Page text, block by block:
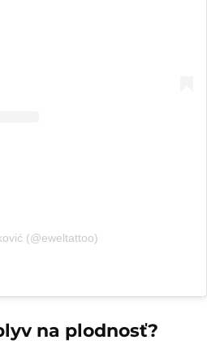
(@eweltattoo)
na plodnosť?